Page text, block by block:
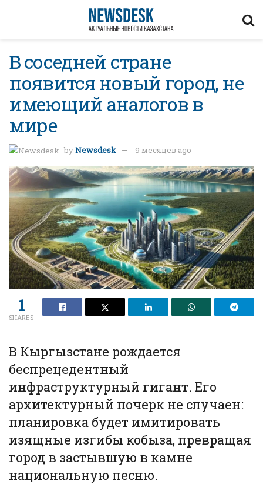
В соседней стране
появится новый город, не
имеющий аналогов в
мире
byNewsdesk 9 месяцев ago
1
SHARES
​В Кыргызстане рождается
беспрецедентный
инфраструктурный гигант. Его
архитектурный почерк не случаен:
планировка будет имитировать
изящные изгибы кобыза, превращая
город в застывшую в камне
национальную песню.